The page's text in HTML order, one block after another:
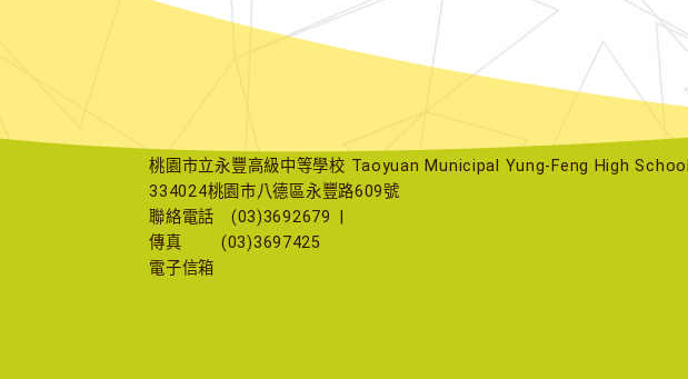
桃園市立永豐高級中等學校 Taoyuan Municipal Yung-Feng High School
334024桃園市八德區永豐路609號
聯絡電話
(03)3692679
傳真
(03)3697425
電子信箱